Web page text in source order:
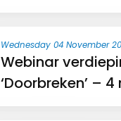
Wednesday 04 November
Webinar
‘Doorbreken’ –